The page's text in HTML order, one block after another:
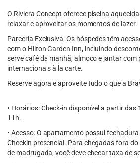
O Riviera Concept oferece piscina
relaxar e aproveitar os momentos de lazer.
Parceria Exclusiva: Os hóspedes têm
com o Hilton Garden Inn, incluindo
serve café da manhã, almoço e jantar com
internacionais à la carte.
Reserve agora e aproveite tudo o que a
• Horários: Check-in disponível a partir das
11h.
• Acesso: O apartamento possui
Checkin presencial. Para chegadas fora
de madrugada, você deve checar taxa de